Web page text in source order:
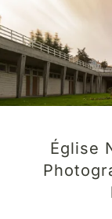
Église